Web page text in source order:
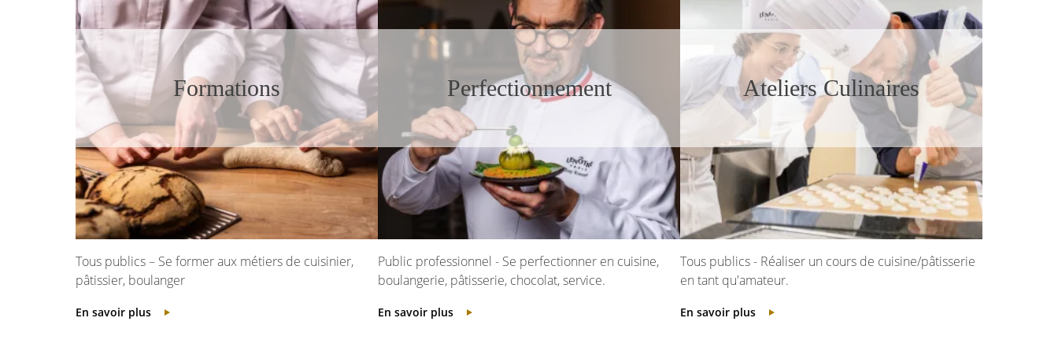
Formations
Tous publics – Se former aux métiers de cuisinier,
pâtissier, boulanger
En savoir plus
Perfectionnement
Public professionnel - Se perfectionner en cuisine,
boulangerie, pâtisserie, chocolat, service.
En savoir plus
Ateliers Culinaires
Tous publics - Réaliser un cours de cuisine/pâtisserie
en tant qu'amateur.
En savoir plus